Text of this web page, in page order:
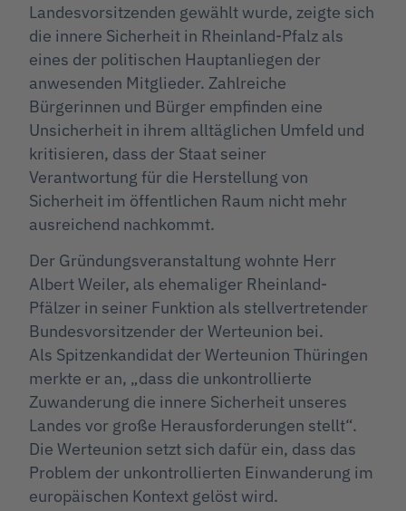
Landesvorsitzenden gewählt wurde, zeigte sich
die innere Sicherheit in Rheinland-Pfalz als
eines der politischen Hauptanliegen der
anwesenden Mitglieder. Zahlreiche
Bürgerinnen und Bürger empfinden eine
Unsicherheit in ihrem alltäglichen Umfeld und
kritisieren, dass der Staat seiner
Verantwortung für die Herstellung von
Sicherheit im öffentlichen Raum nicht mehr
ausreichend nachkommt.
Der Gründungsveranstaltung wohnte Herr
Albert Weiler, als ehemaliger Rheinland-
Pfälzer in seiner Funktion als stellvertretender
Bundesvorsitzender der Werteunion bei.
Als Spitzenkandidat der Werteunion Thüringen
merkte er an, „dass die unkontrollierte
Zuwanderung die innere Sicherheit unseres
Landes vor große Herausforderungen stellt“.
Die Werteunion setzt sich dafür ein, dass das
Problem der unkontrollierten Einwanderung im
europäischen Kontext gelöst wird.